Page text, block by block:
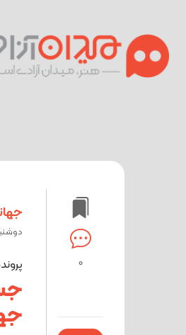
0
دوشنبه 07 فروردین 1402 /